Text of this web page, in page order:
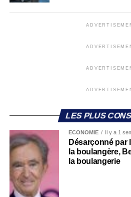
LES PLUS
ECONOMIE Il y a 1
Désarçonné par
la boulangère,
la boulangerie